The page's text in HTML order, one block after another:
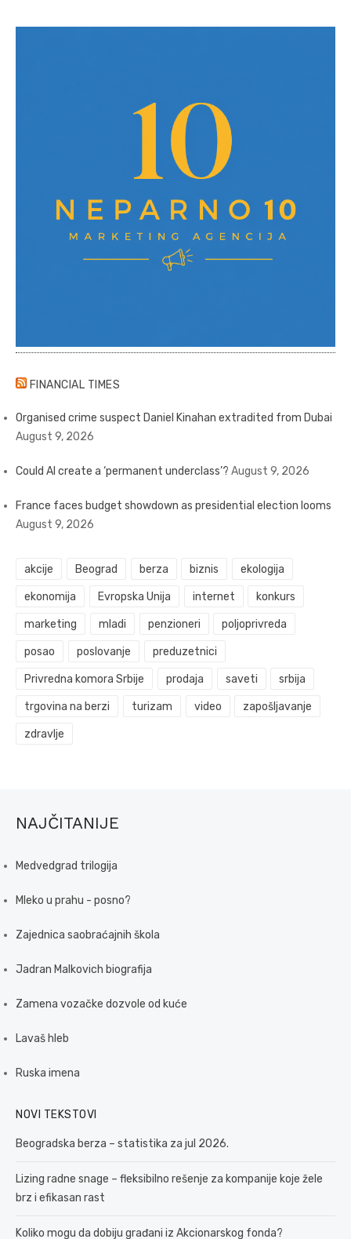
FINANCIAL TIMES
Organised crime suspect Daniel Kinahan extradited from Dubai
August 9, 2026
Could AI create a ‘permanent underclass’? August 9, 2026
France faces budget showdown as presidential election looms
August 9, 2026
akcije Beograd berza biznis ekologija
ekonomija Evropska Unija internet konkurs
marketing mladi penzioneri poljoprivreda
posao poslovanje preduzetnici
Privredna komora Srbije prodaja saveti srbija
trgovina na berzi turizam video zapošljavanje
zdravlje
NAJČITANIJE
Medvedgrad trilogija
Mleko u prahu - posno?
Zajednica saobraćajnih škola
Jadran Malkovich biografija
Zamena vozačke dozvole od kuće
Lavaš hleb
Ruska imena
NOVI TEKSTOVI
Beogradska berza – statistika za jul 2026.
Lizing radne snage – fleksibilno rešenje za kompanije koje žele
brz i efikasan rast
Koliko mogu da dobiju građani iz Akcionarskog fonda?